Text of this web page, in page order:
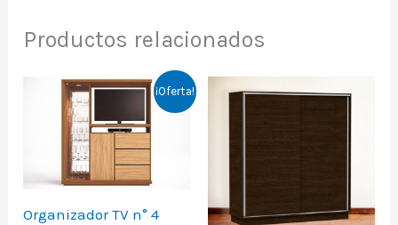
Productos relacionados
¡Oferta!
Organizador TV n° 4
Original
price
was:
$737.133.
Current
price
is:
$589.706.